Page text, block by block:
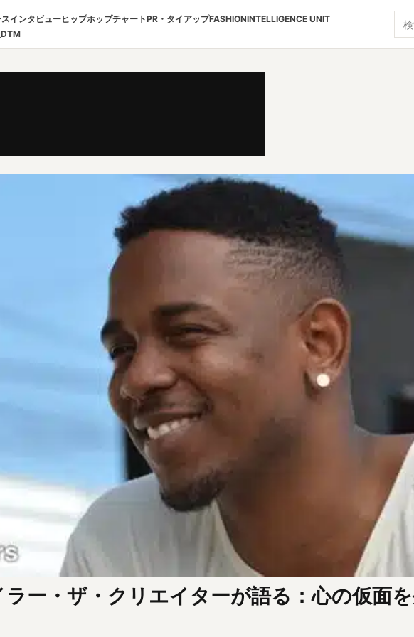
インタビューヒップホップチャートPR・タイアップFASHIONINTELLIGENCE UNIT
DTM
検
ー・ザ・クリエイターが語る：心の仮面